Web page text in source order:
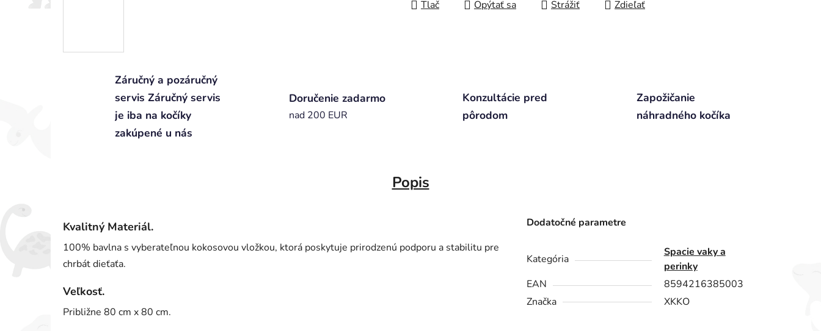
Tlač Opýtať sa Strážiť Zdieľať
Záručný a pozáručný
servis Záručný servis
je iba na kočíky
zakúpené u nás
Doručenie zadarmo
nad 200 EUR
Konzultácie pred
pôrodom
Zapožičanie
náhradného kočíka
Popis
Kvalitný Materiál.
100% bavlna s vyberateľnou kokosovou vložkou, ktorá poskytuje prirodzenú podporu a stabilitu pre
chrbát dieťaťa.
Veľkosť.
Približne 80 cm x 80 cm.
Dodatočné parametre
Kategória
Spacie vaky a
perinky
EAN
8594216385003
Značka
XKKO